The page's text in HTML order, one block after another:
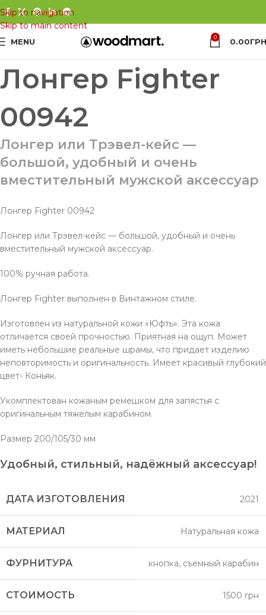
Skip to navigation
Skip to main content
MENU 0 0.00
Лонгер Fighter
00942
Лонгер или Трэвел-кейс —
большой, удобный и очень
вместительный мужской аксессуар
Лонгер Fighter 00942
Лонгер или Трэвел-кейс — большой, удобный и очень
вместительный мужской аксессуар.
100% ручная работа.
Лонгер Fighter выполнен в Винтажном стиле.
Изготовлен из натуральной кожи «Юфть». Эта кожа
отличается своей прочностью. Приятная на ощуп. Может
иметь небольшие реальные шрамы, что придает изделию
неповторимость и оригинальность. Имеет красивый глубокий
цвет- Коньяк.
Укомплектован кожаным ремешком для запястья с
оригинальным тяжелым карабином.
Размер 200/105/30 мм
Удобный, стильный, надёжный аксессуар!
ДАТА ИЗГОТОВЛЕНИЯ 2021
МАТЕРИАЛ Натуральная кожа
ФУРНИТУРА кнопка, съемный карабин
СТОИМОСТЬ 1500 грн